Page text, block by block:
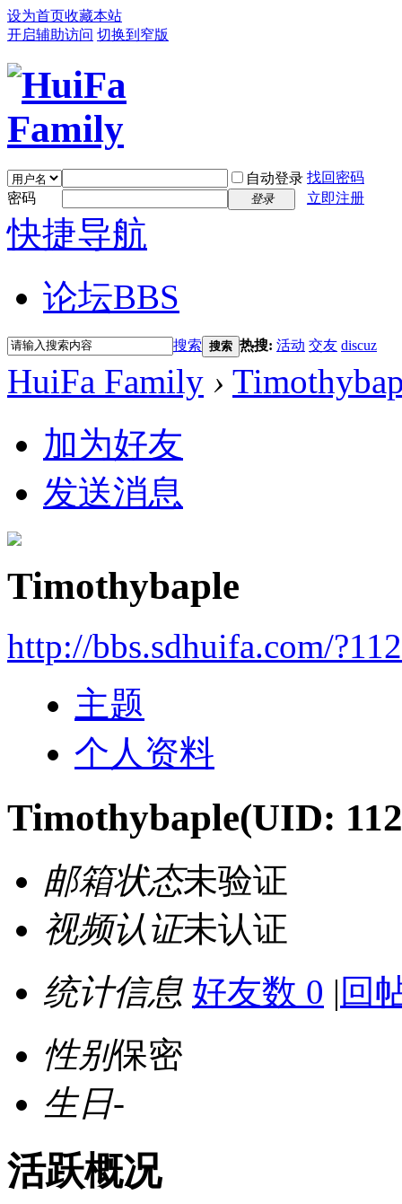
设为首页收藏本站
开启辅助访问 切换到窄版
自动登录 找回密码
密码
登录 立即注册
快捷导航
论坛BBS
搜索 搜索 热搜: 活动 交友 discuz
HuiFa Family ›
加为好友
发送消息
Timothybaple
http://bbs.sdhuifa.com/
主题
个人资料
Timothybaple(UID:
邮箱状态未验证
视频认证未认证
统计信息 好友数 0 | 回
性别保密
生日-
活跃概况